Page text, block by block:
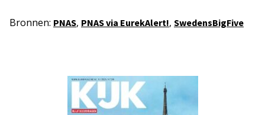
Bronnen: PNAS, PNAS via EurekAlert!, SwedensBigFive